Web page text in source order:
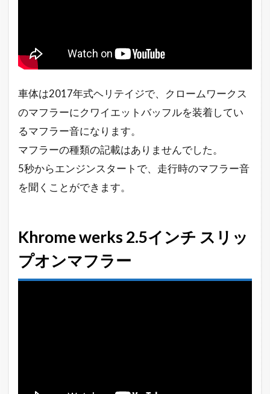
車体は2017年式ヘリテイジで、クロームワークス
のマフラーにクワイエットバッフルを装着してい
るマフラー音になります。
マフラーの種類の記載はありませんでした。
5秒からエンジンスタートで、走行時のマフラー音
を聞くことができます。
Khrome werks 2.5インチ スリッ
プオンマフラー